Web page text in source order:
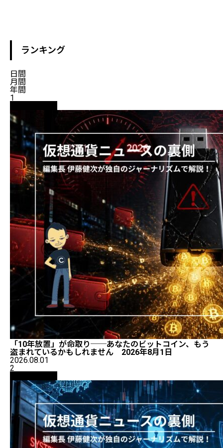
ランキング
日間
月間
年間
1
「10年放置」が命取り──あなたのビットコイン、もう
盗まれているかもしれません 2026年8月1日
2026.08.01
2